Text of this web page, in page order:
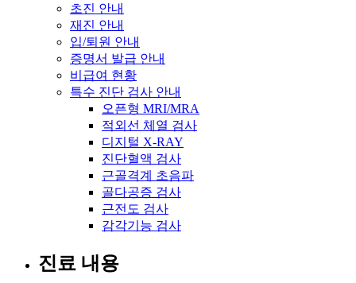
초진 안내
재진 안내
입/퇴원 안내
증명서 발급 안내
비급여 현황
특수 진단 검사 안내
오픈형 MRI/MRA
적외선 체열 검사
디지털 X-RAY
진단혈액 검사
근골격계 초음파
골다공증 검사
근전도 검사
감각기능 검사
진료 내용